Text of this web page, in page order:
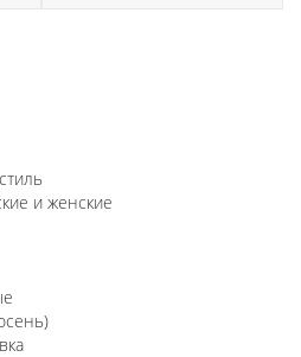
и женские